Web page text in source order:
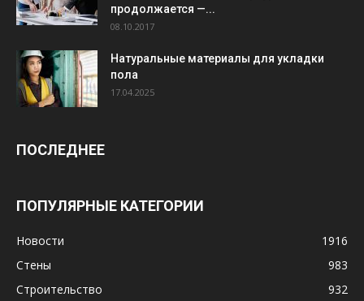
продолжается —...
08.10.2017
Натуральные материалы для укладки
пола
17.04.2025
ПОСЛЕДНЕЕ
ПОПУЛЯРНЫЕ КАТЕГОРИИ
Новости
1916
Стены
983
Строительство
932